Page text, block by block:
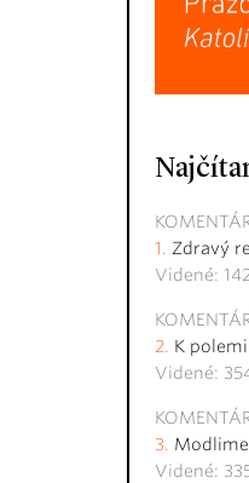
Zdravý
Videné:
K
Videné:
Videné: